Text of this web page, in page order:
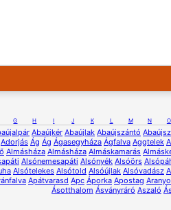
G H I J K L M N O
Abaújkér Abaújlak Abaújszántó
Adorjás Ág Ág Ágasegyháza Ágfalva Aggtelek
Almásháza Almásháza Almáskamarás
Alsónemesapáti Alsónyék Alsóörs
Alsótelekes Alsótold Alsóújlak Alsóvadász
Apátvarasd Apc Áporka Apostag
Ásotthalom Ásványráró Aszaló